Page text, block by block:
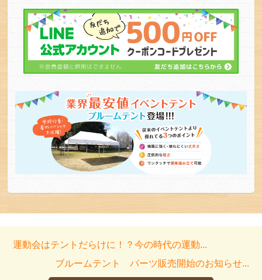
運動会はテントだらけに！？今の時代の運動...
ブルームテント パーツ販売開始のお知らせ...